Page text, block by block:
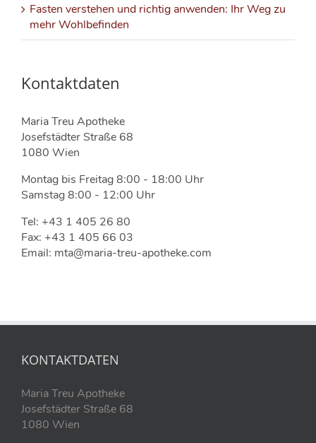
Fasten verstehen und richtig anwenden: Ihr Weg zu
mehr Wohlbefinden
Kontaktdaten
Maria Treu Apotheke
Josefstädter Straße 68
1080 Wien
Montag bis Freitag 8:00 - 18:00 Uhr
Samstag 8:00 - 12:00 Uhr
Tel: +43 1 405 26 80
Fax: +43 1 405 66 03
Email: mta@maria-treu-apotheke.com
KONTAKTDATEN
Maria Treu Apotheke
Josefstädter Straße 68
1080 Wien